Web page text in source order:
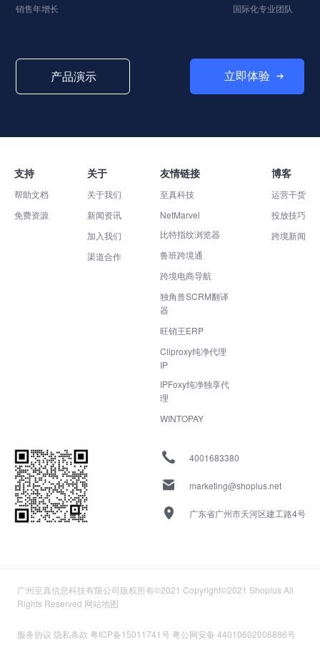
销售年增长 国际化专业团队
产品演示 立即体验
支持
帮助文档
免费资源
关于
关于我们
新闻资讯
加入我们
渠道合作
友情链接
至真科技
NetMarvel
比特指纹浏览器
鲁班跨境通
跨境电商导航
独角兽SCRM翻译
器
旺销王ERP
Cliproxy纯净代理
IP
IPFoxy纯净独享代
理
WINTOPAY
博客
运营干货
投放技巧
跨境新闻
4001683380
marketing@shoplus.net
广东省广州市天河区建工路4号
广州至真信息科技有限公司版权所有©2021 Copyright©2021 Shoplus All
Rights Reserved 网站地图
服务协议 隐私条款 粤ICP备15011741号 粤公网安备 44010602006886号